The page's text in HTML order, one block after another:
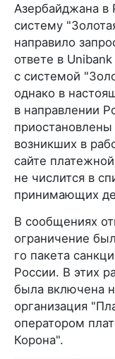
Азербайджана
систему
направило
ответе в
с системой
однако в
в направлении
возникших в
сайте
не числится в
принимающих
В сообщениях
ограничение
го пакета
России. В этих
была включена
организация
оператором
Корона".